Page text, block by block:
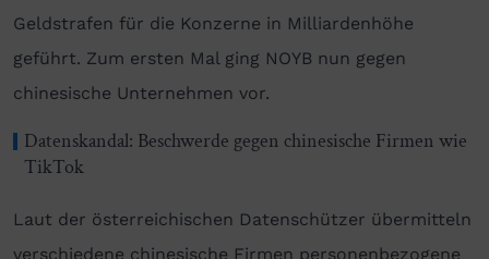
Geldstrafen für die Konzerne in Milliardenhöhe
geführt. Zum ersten Mal ging NOYB nun gegen
chinesische Unternehmen vor.
Datenskandal: Beschwerde gegen chinesische Firmen wie
TikTok
Laut der österreichischen Datenschützer übermitteln
verschiedene chinesische Firmen personenbezogene